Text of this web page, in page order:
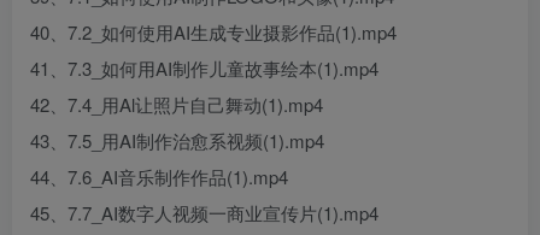
40、7.2_如何使用AI生成专业摄影作品(1).mp4
41、7.3_如何用AI制作儿童故事绘本(1).mp4
42、7.4_用Al让照片自己舞动(1).mp4
43、7.5_用AI制作治愈系视频(1).mp4
44、7.6_AI音乐制作作品(1).mp4
45、7.7_AI数字人视频一商业宣传片(1).mp4